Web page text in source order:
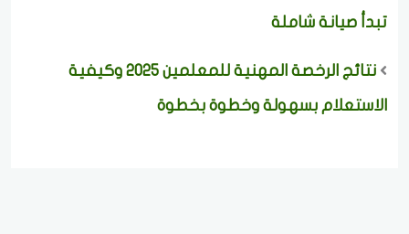
تبدأ صيانة شاملة
نتائج الرخصة المهنية للمعلمين 2025 وكيفية
الاستعلام بسهولة وخطوة بخطوة